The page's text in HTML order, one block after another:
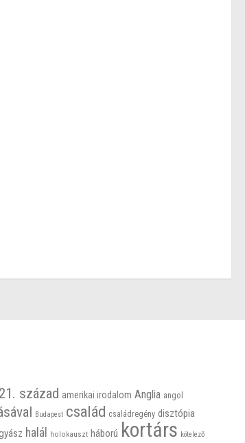
21. század amerikai irodalom Anglia angol
Budapest család családregény disztópia
halál holokauszt háború kortárs kötelező